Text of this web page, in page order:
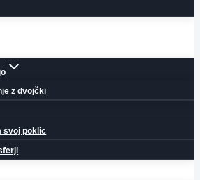
z dvojčki
svoj poklic